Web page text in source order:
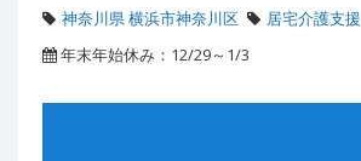
神奈川県 横浜市神奈川区
居宅介護支援
年末年始休み：12/29～1/3